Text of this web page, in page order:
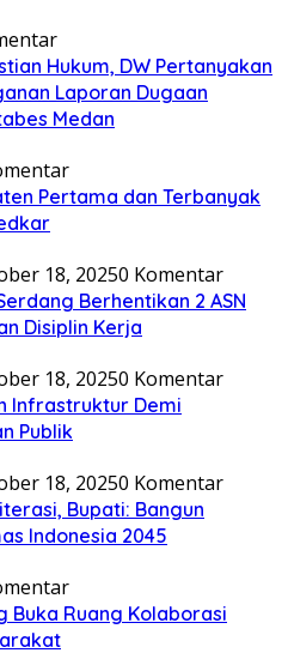
Hukum, DW Pertanyakan
Laporan Dugaan
Medan
Pertama dan Terbanyak
18, 20250 Komentar
Berhentikan 2 ASN
Disiplin Kerja
18, 20250 Komentar
Infrastruktur Demi
Publik
18, 20250 Komentar
Bupati: Bangun
Indonesia 2045
Buka Ruang Kolaborasi